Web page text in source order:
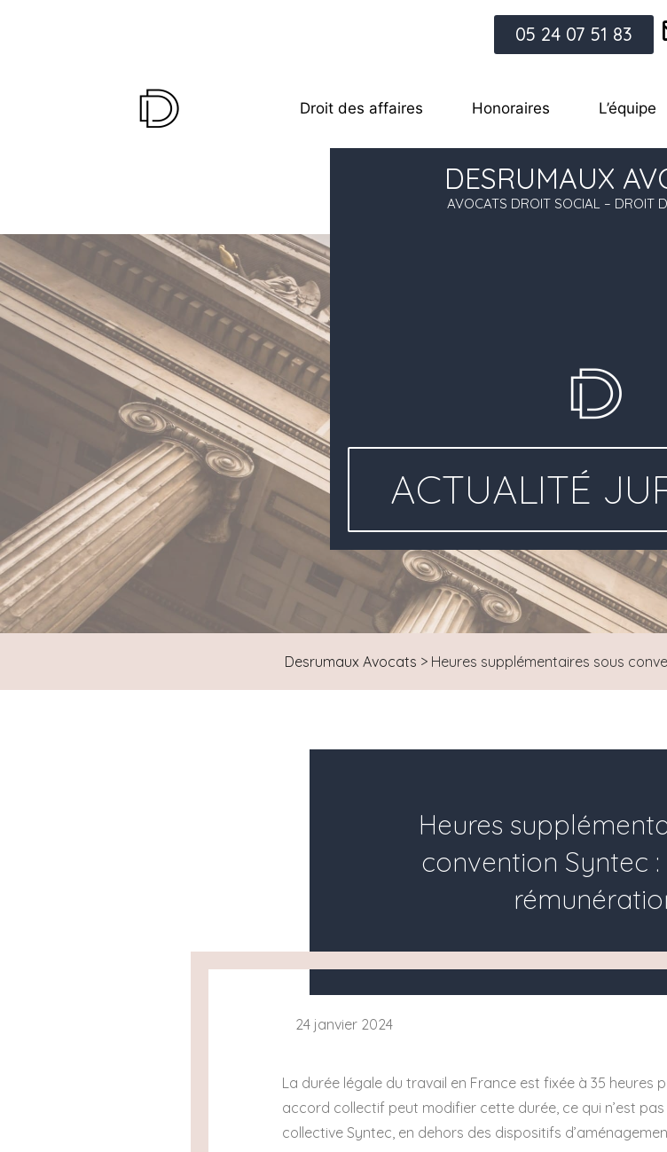
05 24 07 51 83
Droit des affaires Honoraires L’équipe
DESRUMAUX
AVOCATS DROIT SOCIAL – DROIT
ACTUALITÉ
Desrumaux Avocats > Heures supplémentaires sous
Heures
convention Syntec
24 janvier 2024
La durée légale du travail en France est fixée à 35 heures
accord collectif peut modifier cette durée, ce qui n’est
collective Syntec, en dehors des dispositifs